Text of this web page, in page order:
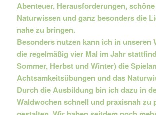
Abenteuer, Herausforderungen,
Naturwissen und ganz besonders die
nahe zu bringen.
Besonders nutzen kann ich in unseren
die regelmäßig vier Mal im Jahr
Sommer, Herbst und Winter) die
Achtsamkeitsübungen und das
Durch die Ausbildung bin ich dazu in
Waldwochen schnell und praxisnah zu